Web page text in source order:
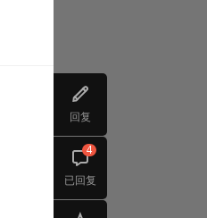
回复
已回复
4